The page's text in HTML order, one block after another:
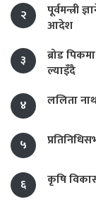
२
पूर्वमन्त्री
आदेश
३
ब्रोड
ल्याइँदै
४
ललिता
५
६ कृषि